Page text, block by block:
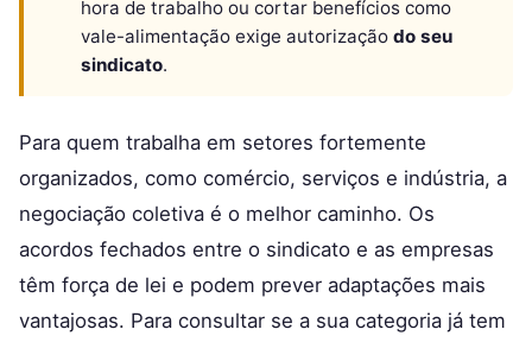
hora de trabalho ou cortar benefícios como
vale-alimentação exige autorização do seu
sindicato.
Para quem trabalha em setores fortemente
organizados, como comércio, serviços e indústria, a
negociação coletiva é o melhor caminho. Os
acordos fechados entre o sindicato e as empresas
têm força de lei e podem prever adaptações mais
vantajosas. Para consultar se a sua categoria já tem